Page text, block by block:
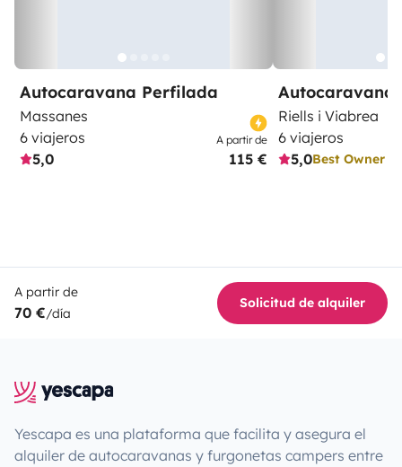
Autocaravana Perfilada
Massanes
6 viajeros
5,0
A partir de
115 €
Autocaravana
Riells i Viabrea
6 viajeros
5,0Best Owner
A partir de
70 €/día
Solicitud de alquiler
Yescapa es una plataforma que facilita y asegura el
alquiler de autocaravanas y furgonetas campers entre